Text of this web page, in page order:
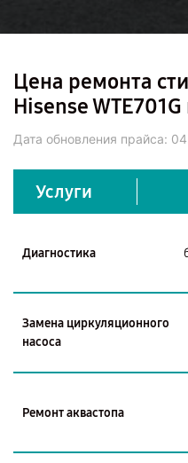
Цена ремонта
Hisense
Дата обновления прайса:
Услуги
Диагностика
Замена циркуляционного
насоса
Ремонт аквастопа